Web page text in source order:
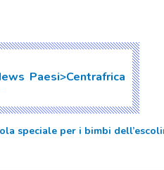
Paesi>Centrafrica
speciale per i bimbi